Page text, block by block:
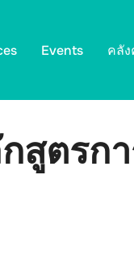
Events คลั
สูตรก